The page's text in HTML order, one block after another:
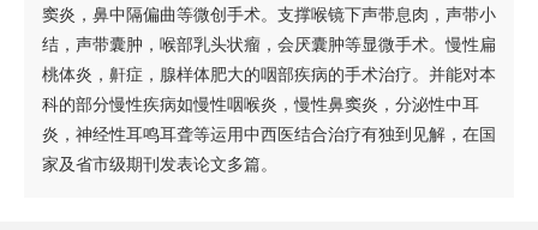
窦炎，鼻中隔偏曲等微创手术。支撑喉镜下声带息肉，声带小
结，声带囊肿，喉部乳头状瘤，会厌囊肿等显微手术。慢性扁
桃体炎，鼾症，腺样体肥大的咽部疾病的手术治疗。并能对本
科的部分慢性疾病如慢性咽喉炎，慢性鼻窦炎，分泌性中耳
炎，神经性耳鸣耳聋等运用中西医结合治疗有独到见解，在国
家及省市级期刊发表论文多篇。